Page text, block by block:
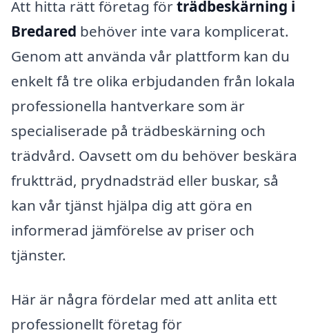
Att hitta rätt företag förträdbeskärning i
Bredared behöver inte vara komplicerat.
Genom att använda vår plattform kan du
enkelt få tre olika erbjudanden från lokala
professionella hantverkare som är
specialiserade på trädbeskärning och
trädvård. Oavsett om du behöver beskära
fruktträd, prydnadsträd eller buskar, så
kan vår tjänst hjälpa dig att göra en
informerad jämförelse av priser och
tjänster.
Här är några fördelar med att anlita ett
professionellt företag för